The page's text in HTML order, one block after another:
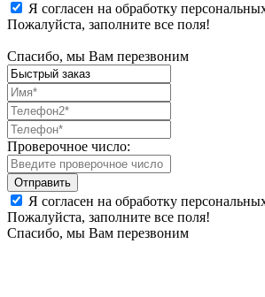
Я согласен на обработку
Пожалуйста, заполните все поля!
Спасибо, мы Вам перезвоним
Проверочное число:
Я согласен на обработку
Пожалуйста, заполните все поля!
Спасибо, мы Вам перезвоним